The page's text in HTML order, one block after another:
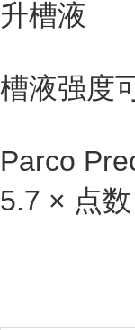
升槽液
槽液强度
Parco
5.7 × 点数
槽